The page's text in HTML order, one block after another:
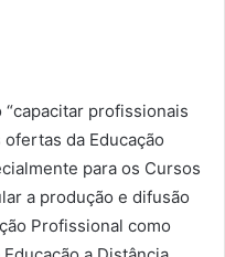
profissionais
da Educação
para os Cursos
a produção e difusão
Profissional como